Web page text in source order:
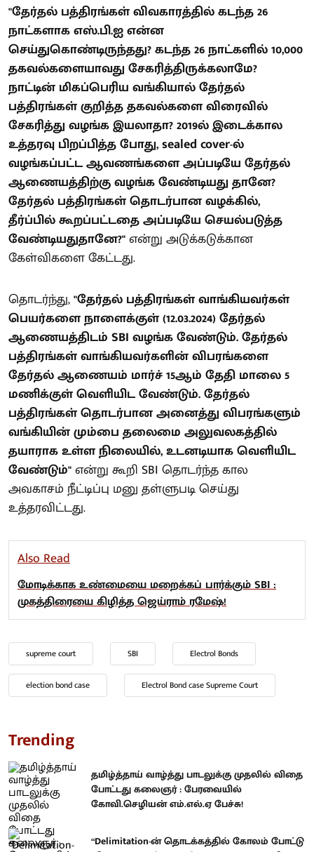
"தேர்தல் பத்திரங்கள் விவகாரத்தில் கடந்த 26
நாட்களாக எஸ்.பி.ஐ என்ன
செய்துகொண்டிருந்தது? கடந்த 26 நாட்களில் 10,000
தகவல்களையாவது சேகரித்திருக்கலாமே?
நாட்டின் மிகப்பெரிய வங்கியால் தேர்தல்
பத்திரங்கள் குறித்த தகவல்களை விரைவில்
சேகரித்து வழங்க இயலாதா? 2019ல் இடைக்கால
உத்தரவு பிறப்பித்த போது, sealed cover-ல்
வழங்கப்பட்ட ஆவணங்களை அப்படியே தேர்தல்
ஆணையத்திற்கு வழங்க வேண்டியது தானே?
தேர்தல் பத்திரங்கள் தொடர்பான வழக்கில்,
தீர்ப்பில் கூறப்பட்டதை அப்படியே செயல்படுத்த
வேண்டியதுதானே?"என்று அடுக்கடுக்கான
கேள்விகளை கேட்டது.
தொடர்ந்து,"தேர்தல் பத்திரங்கள் வாங்கியவர்கள்
பெயர்களை நாளைக்குள் (12.03.2024) தேர்தல்
ஆணையத்திடம் SBI வழங்க வேண்டும். தேர்தல்
பத்திரங்கள் வாங்கியவர்களின் விபரங்களை
தேர்தல் ஆணையம் மார்ச் 15ஆம் தேதி மாலை 5
மணிக்குள் வெளியிட வேண்டும். தேர்தல்
பத்திரங்கள் தொடர்பான அனைத்து விபரங்களும்
வங்கியின் மும்பை தலைமை அலுவலகத்தில்
தயாராக உள்ள நிலையில், உடனடியாக வெளியிட
வேண்டும்"என்று கூறி SBI தொடர்ந்த கால
அவகாசம் நீட்டிப்பு மனு தள்ளுபடி செய்து
உத்தரவிட்டது.
Also Read
மோடிக்காக உண்மையை மறைக்கப் பார்க்கும் SBI :
முகத்திரையை கிழித்த ஜெய்ராம் ரமேஷ்!
supreme court SBI Electrol Bonds
election bond case Electrol Bond case Supreme Court
Trending
தமிழ்த்தாய் வாழ்த்து பாடலுக்கு முதலில் விதை
போட்டது கலைஞர் : பேரவையில்
கோவி.செழியன் எம்.எல்.ஏ பேச்சு!
“Delimitation-ன் தொடக்கத்தில் கோலம் போட்டு